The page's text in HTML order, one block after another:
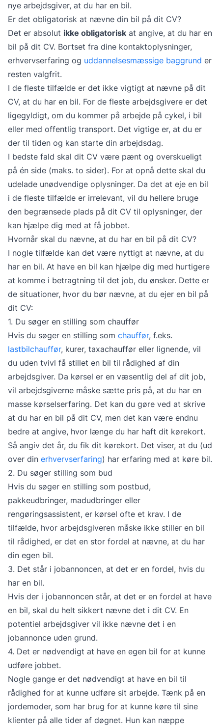
nye arbejdsgiver, at du har en bil.
Er det obligatorisk at nævne din bil på dit CV?
Det er absolut ikke obligatorisk at angive, at du har en
bil på dit CV. Bortset fra dine kontaktoplysninger,
erhvervserfaring og uddannelsesmæssige baggrund er
resten valgfrit.
I de fleste tilfælde er det ikke vigtigt at nævne på dit
CV, at du har en bil. For de fleste arbejdsgivere er det
ligegyldigt, om du kommer på arbejde på cykel, i bil
eller med offentlig transport. Det vigtige er, at du er
der til tiden og kan starte din arbejdsdag.
I bedste fald skal dit CV være pænt og overskueligt
på én side (maks. to sider). For at opnå dette skal du
udelade unødvendige oplysninger. Da det at eje en bil
i de fleste tilfælde er irrelevant, vil du hellere bruge
den begrænsede plads på dit CV til oplysninger, der
kan hjælpe dig med at få jobbet.
Hvornår skal du nævne, at du har en bil på dit CV?
I nogle tilfælde kan det være nyttigt at nævne, at du
har en bil. At have en bil kan hjælpe dig med hurtigere
at komme i betragtning til det job, du ønsker. Dette er
de situationer, hvor du bør nævne, at du ejer en bil på
dit CV:
1. Du søger en stilling som chauffør
Hvis du søger en stilling som chauffør, f.eks.
lastbilchauffør, kurer, taxachauffør eller lignende, vil
du uden tvivl få stillet en bil til rådighed af din
arbejdsgiver. Da kørsel er en væsentlig del af dit job,
vil arbejdsgiverne måske sætte pris på, at du har en
masse kørselserfaring. Det kan du gøre ved at skrive
at du har en bil på dit CV, men det kan være endnu
bedre at angive, hvor længe du har haft dit kørekort.
Så angiv det år, du fik dit kørekort. Det viser, at du (ud
over din erhvervserfaring) har erfaring med at køre bil.
2. Du søger stilling som bud
Hvis du søger en stilling som postbud,
pakkeudbringer, madudbringer eller
rengøringsassistent, er kørsel ofte et krav. I de
tilfælde, hvor arbejdsgiveren måske ikke stiller en bil
til rådighed, er det en stor fordel at nævne, at du har
din egen bil.
3. Det står i jobannoncen, at det er en fordel, hvis du
har en bil.
Hvis der i jobannoncen står, at det er en fordel at have
en bil, skal du helt sikkert nævne det i dit CV. En
potentiel arbejdsgiver vil ikke nævne det i en
jobannonce uden grund.
4. Det er nødvendigt at have en egen bil for at kunne
udføre jobbet.
Nogle gange er det nødvendigt at have en bil til
rådighed for at kunne udføre sit arbejde. Tænk på en
jordemoder, som har brug for at kunne køre til sine
klienter på alle tider af døgnet. Hun kan næppe